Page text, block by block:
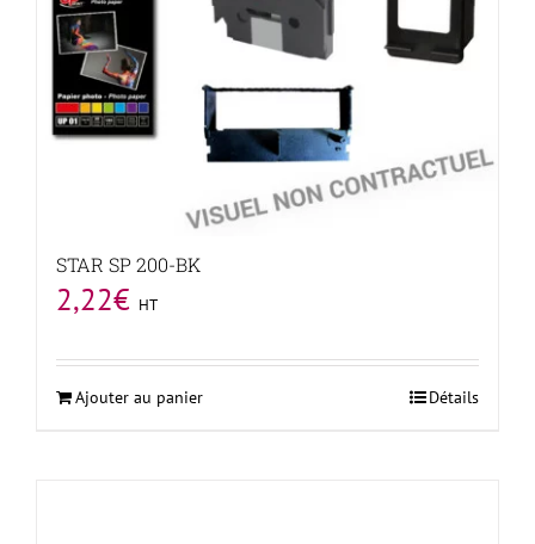
STAR SP 200-BK
2,22€ HT
Ajouter au panier Détails